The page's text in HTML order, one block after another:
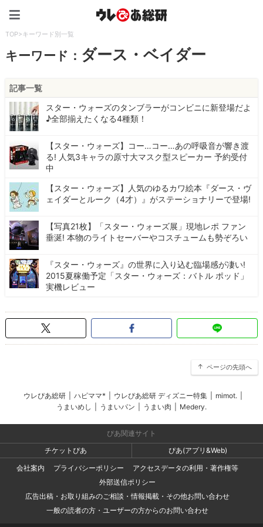
TOP>キーワード別一覧
キーワード： ダース・ベイダー
記事一覧
スター・ウォーズのタンブラーがコンビニに新登場だよ
♪全部揃えたくなる4種類！
【スター・ウォーズ】コー…コー…あの呼吸音が響き渡
る! 人気3キャラの原寸大マスク型スピーカー 予約受付
中
【スター・ウォーズ】人気のゆるカワ絵本『ダース・ヴ
ェイダーとルーク（4才）』がステーショナリーで登場!
【写真21枚】「スター・ウォーズ展」現地レポ ファン
垂涎! 本物のライトセーバーやコスチュームも勢ぞろい
『スター・ウォーズ』の世界に入り込む臨場感が凄い!
2015夏稼働予定「スター・ウォーズ：バトル ポッド」
実機レビュー
ページの先頭へ
ウレぴあ総研 ハピママ* ウレぴあ総研 ディズニー特集 mimot.
うまいめし
うまいパン うまい肉 Medery.
ぴあ関連サイト
チケットぴあ
ぴあ(アプリ&Web)
会社案内
プライバシーポリシー
アクセスデータの利用・著作権等
外部送信ポリシー
広告出稿・お取り組みのご相談・情報掲載・その他お問い合わせ
一般の読者の方・ユーザーの方からのお問い合わせ